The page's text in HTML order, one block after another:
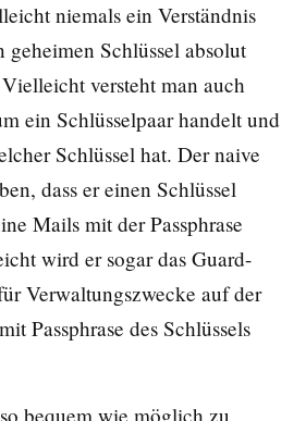
niemals ein Verständnis
geheimen Schlüssel absolut
versteht man auch
ein Schlüsselpaar handelt und
Schlüssel hat. Der naive
dass er einen Schlüssel
Mails mit der Passphrase
wird er sogar das Guard-
Verwaltungszwecke auf der
Passphrase des Schlüssels
bequem wie möglich zu